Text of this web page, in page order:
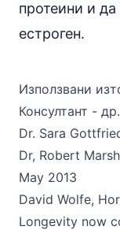
протеини и
естроген.
Използвани
Консултант -
Dr. Sara
Dr, Robert
May 2013
David Wolfe,
Longevity now